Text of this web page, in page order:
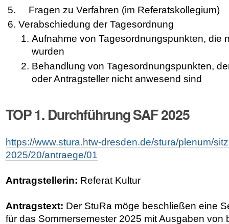
Fragen zu Verfahren (im Referatskollegium)
Verabschiedung der Tagesordnung
Aufnahme von Tagesordnungspunkten, die
wurden
Behandlung von Tagesordnungspunkten,
oder Antragsteller nicht anwesend sind
TOP 1. Durchführung SAF 2025
https://www.stura.htw-dresden.de/stura/plenum/
2025/20/antraege/01
Antragstellerin: Referat Kultur
Antragstext: Der StuRa möge beschließen eine
für das Sommersemester 2025 mit Ausgaben von